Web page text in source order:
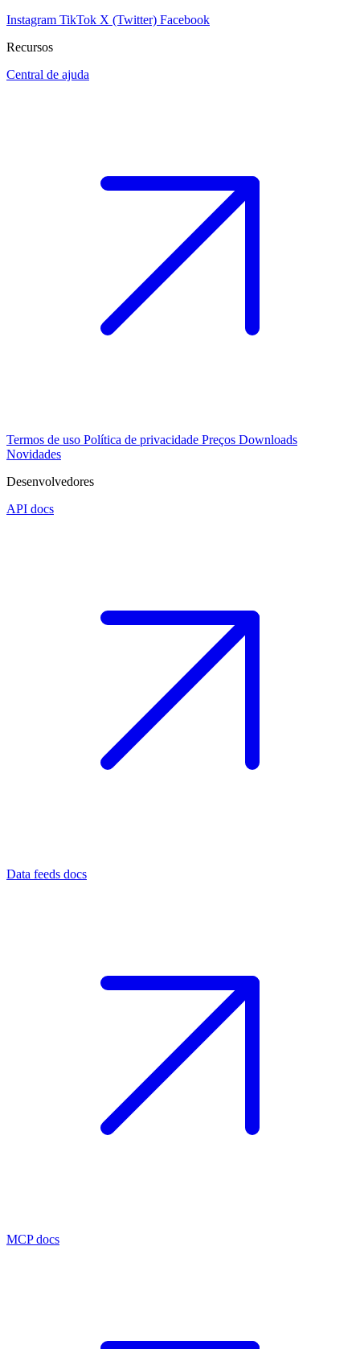
Instagram TikTok X (Twitter) Facebook
Recursos
Central de ajuda
Termos de uso Política de privacidade Preços Downloads
Novidades
Desenvolvedores
API docs
Data feeds docs
MCP docs